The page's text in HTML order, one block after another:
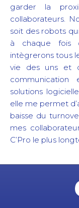
garder la
collaborateurs.
soit des robots
à chaque fois
intègrerons tous
vie des uns et
solutions
elle me permet
baisse du
mes
C’Pro le plus